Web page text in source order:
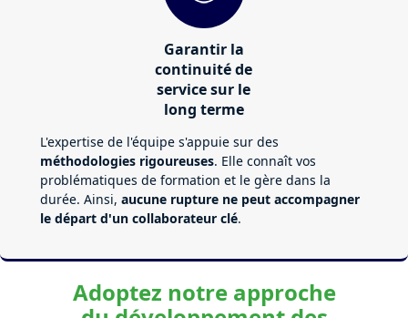
Garantir la
continuité de
service sur le
long terme
L'expertise de l'équipe s'appuie sur des
méthodologies rigoureuses. Elle connaît vos
problématiques de formation et le gère dans la
durée. Ainsi,aucune rupture ne peut accompagner
le départ d'un collaborateur clé.
Adoptez notre approche